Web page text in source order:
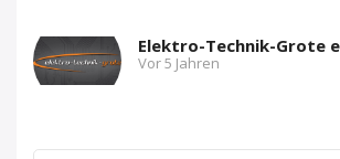
Elektro-Technik-Grote
Vor 5 Jahren